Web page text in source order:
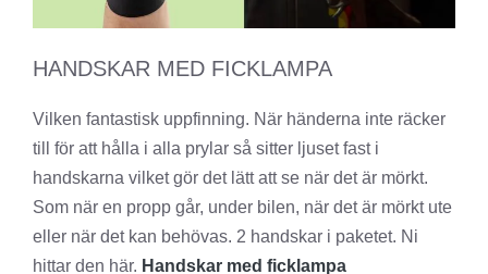
HANDSKAR MED FICKLAMPA
Vilken fantastisk uppfinning. När händerna inte räcker
till för att hålla i alla prylar så sitter ljuset fast i
handskarna vilket gör det lätt att se när det är mörkt.
Som när en propp går, under bilen, när det är mörkt ute
eller när det kan behövas. 2 handskar i paketet. Ni
hittar den här. Handskar med ficklampa